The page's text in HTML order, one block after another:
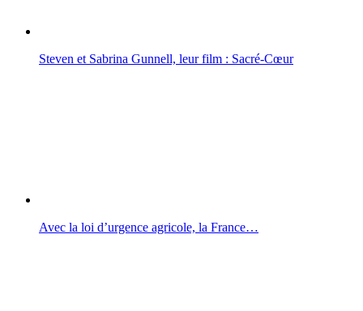
Steven et Sabrina Gunnell, leur film : Sacré-Cœur
Avec la loi d’urgence agricole, la France…